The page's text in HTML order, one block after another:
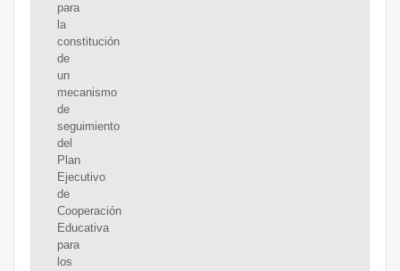
para
la
constitución
de
un
mecanismo
de
seguimiento
del
Plan
Ejecutivo
de
Cooperación
Educativa
para
los